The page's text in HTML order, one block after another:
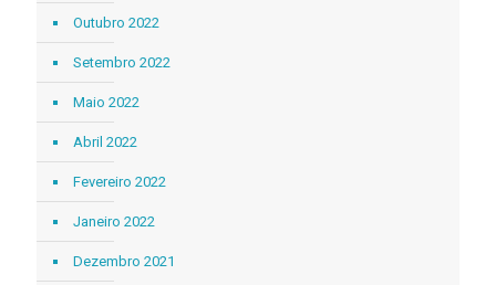
Outubro 2022
Setembro 2022
Maio 2022
Abril 2022
Fevereiro 2022
Janeiro 2022
Dezembro 2021